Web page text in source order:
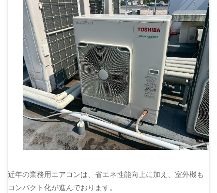
近年の業務用エアコンは、省エネ性能向上に加え、室外機も
コンパクト化が進んでおります。